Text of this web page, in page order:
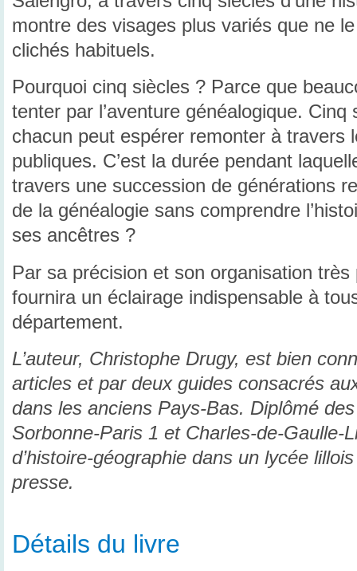
montre des visages plus variés que ne
clichés habituels.
Pourquoi cinq siècles ? Parce que
tenter par l’aventure généalogique. Cinq
chacun peut espérer remonter à travers
publiques. C’est la durée pendant
travers une succession de générations
de la généalogie sans comprendre
ses ancêtres ?
Par sa précision et son organisation
fournira un éclairage indispensable à
département.
L’auteur, Christophe Drugy, est bien
articles et par deux guides consacrés
dans les anciens Pays-Bas. Diplômé
Sorbonne-Paris 1 et Charles-de-Gaulle-
d’histoire-géographie dans un lycée
presse.
Détails du livre